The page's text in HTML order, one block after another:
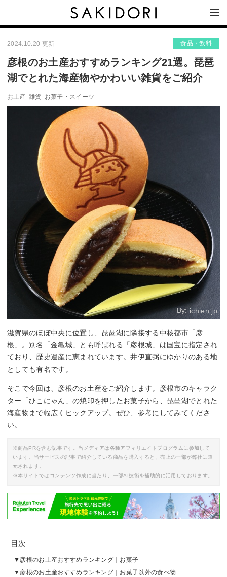
2024.10.20 更新 食品・飲料
彦根のお土産おすすめランキング21選。琵琶
湖でとれた海産物やかわいい雑貨をご紹介
お土産 雑貨 お菓子・スイーツ
By: ichien.jp
滋賀県のほぼ中央に位置し、琵琶湖に隣接する中核都市「彦
根」。別名「金亀城」とも呼ばれる「彦根城」は国宝に指定され
ており、歴史遺産に恵まれています。井伊直弼にゆかりのある地
としても有名です。
そこで今回は、彦根のお土産をご紹介します。彦根市のキャラク
ター「ひこにゃん」の焼印を押したお菓子から、琵琶湖でとれた
海産物まで幅広くピックアップ。ぜひ、参考にしてみてくださ
い。
※商品PRを含む記事です。当メディアは各種アフィリエイトプログラムに参加して
います。当サービスの記事で紹介している商品を購入すると、売上の一部が弊社に還
元されます。
※本サイトではコンテンツ作成に当たり、一部AI技術を補助的に活用しております。
目次
彦根のお土産おすすめランキング｜お菓子
彦根のお土産おすすめランキング｜お菓子以外の食べ物